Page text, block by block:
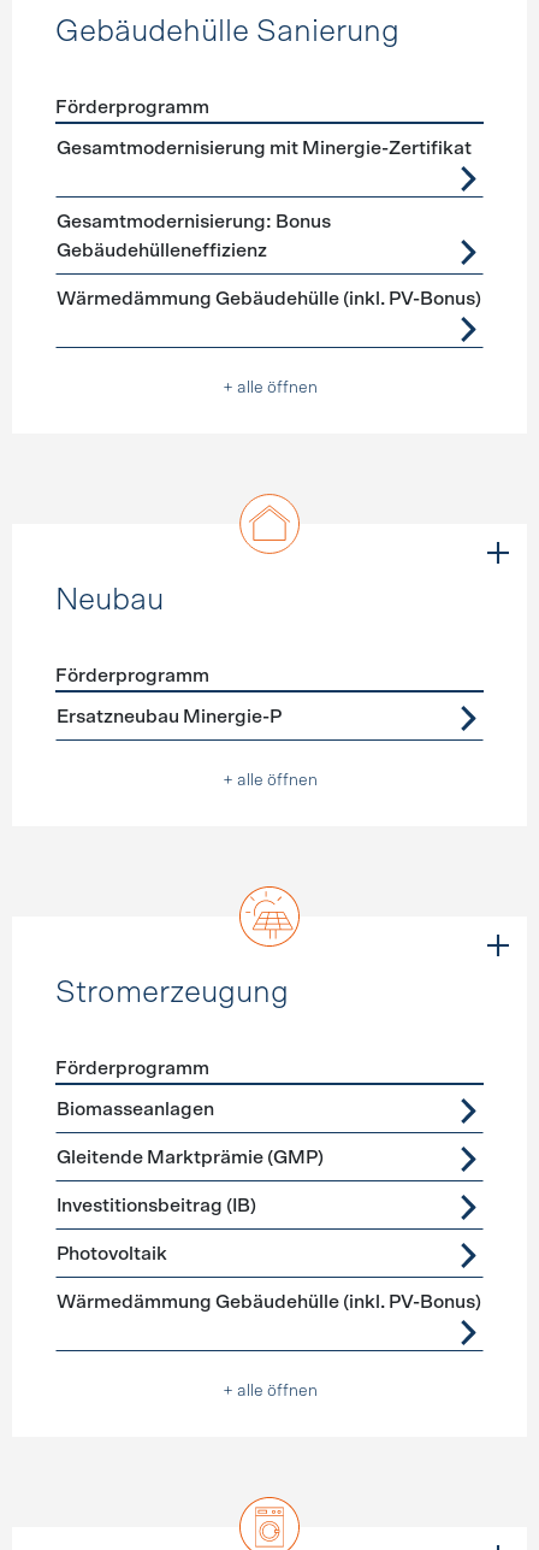
Gebäudehülle Sanierung
Förderprogramme Gebäudehülle Sanierung
Förderprogramm
Gesamtmodernisierung mit Minergie-Zertifikat
Gesamtmodernisierung: Bonus
Gebäudehülleneffizienz
Wärmedämmung Gebäudehülle (inkl. PV-Bonus)
+ alle öffnen
Neubau
Förderprogramme Neubau
Förderprogramm
Ersatzneubau Minergie-P
+ alle öffnen
Stromerzeugung
Förderprogramme
Förderprogramm
Biomasseanlagen
Gleitende Marktprämie (GMP)
Investitionsbeitrag (IB)
Photovoltaik
Wärmedämmung Gebäudehülle (inkl. PV-Bonus)
+ alle öffnen